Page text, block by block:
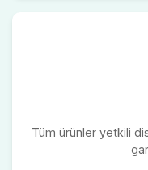
Tüm ürünler yetkili